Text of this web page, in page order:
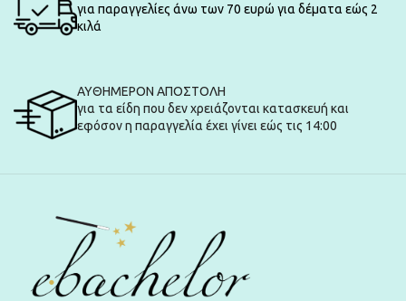
για παραγγελίες άνω των 70 ευρώ για δέματα εώς 2
κιλά
ΑΥΘΗΜΕΡΟΝ ΑΠΟΣΤΟΛΗ
για τα είδη που δεν χρειάζονται κατασκευή και
εφόσον η παραγγελία έχει γίνει εώς τις 14:00